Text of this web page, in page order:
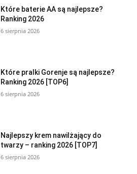
Które baterie AA są najlepsze?
Ranking 2026
6 sierpnia 2026
Które pralki Gorenje są najlepsze?
Ranking 2026 [TOP6]
6 sierpnia 2026
Najlepszy krem nawilżający do
twarzy – ranking 2026 [TOP7]
6 sierpnia 2026